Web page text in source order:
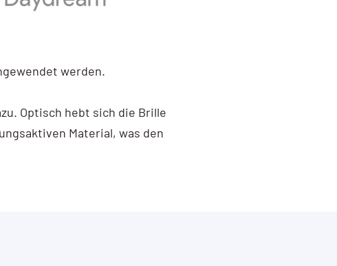
werden.
Optisch hebt sich die Brille
Material, was den